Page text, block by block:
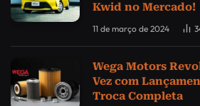
Kwid no Mercado!
11 de março de 2024
Wega Motors
Vez com
Troca Completa